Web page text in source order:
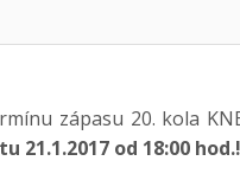
zápasu 20. kola
21.1.2017 od 18:00